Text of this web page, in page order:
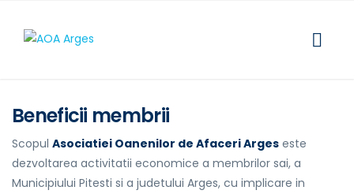
Beneficii membrii
Scopul Asociatiei Oanenilor de Afaceri Arges este
dezvoltarea activitatii economice a membrilor sai, a
Municipiului Pitesti si a judetului Arges, cu implicare in